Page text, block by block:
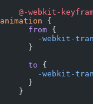
@-webkit-
animation {
      from
{
-webkit-
      }
      to
{
-webkit-
      }
    }